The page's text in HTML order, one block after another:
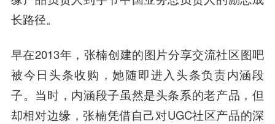
长路径。
早在2013年，张楠创建的图片分享交流社区图吧
被今日头条收购，她随即进入头条负责内涵段
子。当时，内涵段子虽然是头条系的老产品，但
却相对边缘，张楠凭借自己对UGC社区产品的深